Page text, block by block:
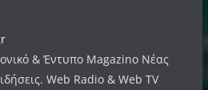
& Έντυπο Magazino Νέας
Web Radio & Web TV